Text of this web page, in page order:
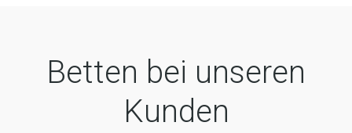
Betten bei unseren
Kunden